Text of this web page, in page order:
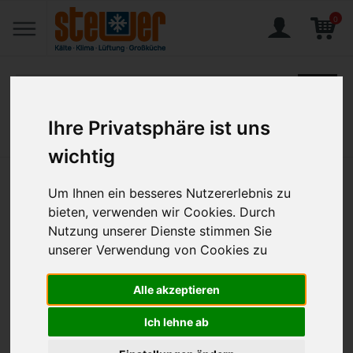
Ihre Privatsphäre ist uns
wichtig
Um Ihnen ein besseres Nutzererlebnis zu
bieten, verwenden wir Cookies. Durch
Nutzung unserer Dienste stimmen Sie
unserer Verwendung von Cookies zu
Alle akzeptieren
Ich lehne ab
0
Home Magazin Veranstaltungen
Veranstaltungen
In unserer Showküche finden regelmäßig
Gerätepräsentationen statt, z. B. RATIONAL Academy,
die Welt des Schockfrostens.
Weitere Informationen sowie genaue Termine zur jeweiligen
Veranstaltung entnehmen Sie bitte den einzelnen Events!